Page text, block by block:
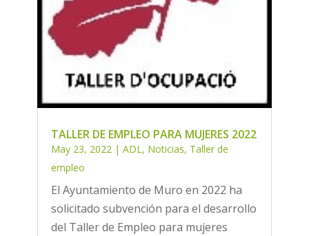
TALLER DE EMPLEO PARA MUJERES 2022
May 23, 2022| ADL, Noticias, Taller de
empleo
El Ayuntamiento de Muro en 2022 ha
solicitado subvención para el desarrollo
del Taller de Empleo para mujeres